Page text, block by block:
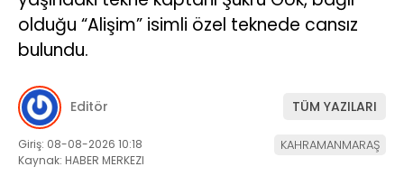
olduğu “Alişim” isimli özel teknede cansız
bulundu.
Editör TÜM YAZILARI
Giriş: 08-08-2026 10:18
Kaynak: HABER MERKEZI
KAHRAMANMARAŞ